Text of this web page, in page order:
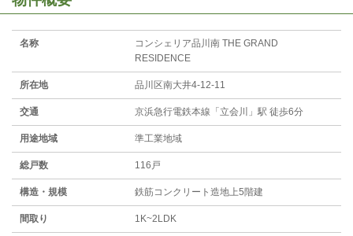
名称
コンシェリア品川南 THE GRAND
RESIDENCE
所在地 品川区南大井4-12-11
交通 京浜急行電鉄本線「立会川」駅 徒歩6分
用途地域 準工業地域
総戸数 116戸
構造・規模 鉄筋コンクリート造地上5階建
間取り 1K~2LDK